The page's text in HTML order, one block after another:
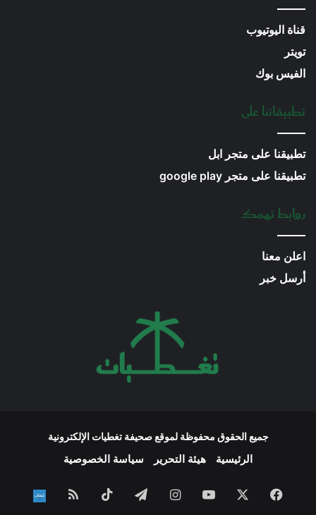
قناة اليوتيوب
تويتر
الفيس بوك
تطبيقاتنا على
تطبيقنا على متجر ابل
تطبيقنا على متجر google play
روابط تهمك
اعلن معنا
أرسل خبر
جميع الحقوق محفوظة لموقع صحيفة تغطيات الإلكترونية
الرئيسية هيئة التحرير سياسة الخصوصية
فيسبوك ‫YouTubeانستقرامتيلقرام ‫TikTokملخص